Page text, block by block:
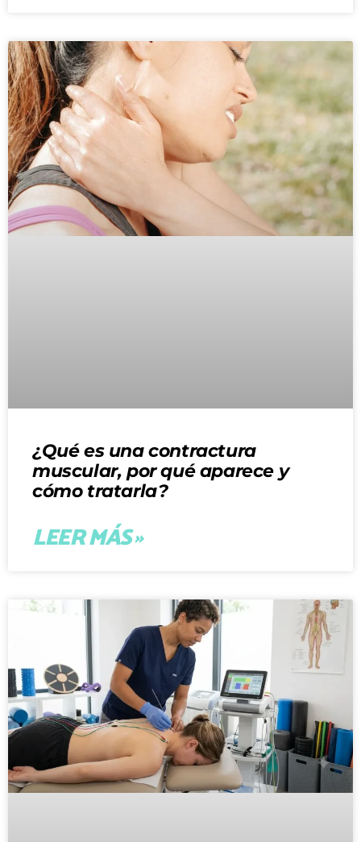
¿Qué es una contractura
muscular, por qué aparece y
cómo tratarla?
LEER MÁS »